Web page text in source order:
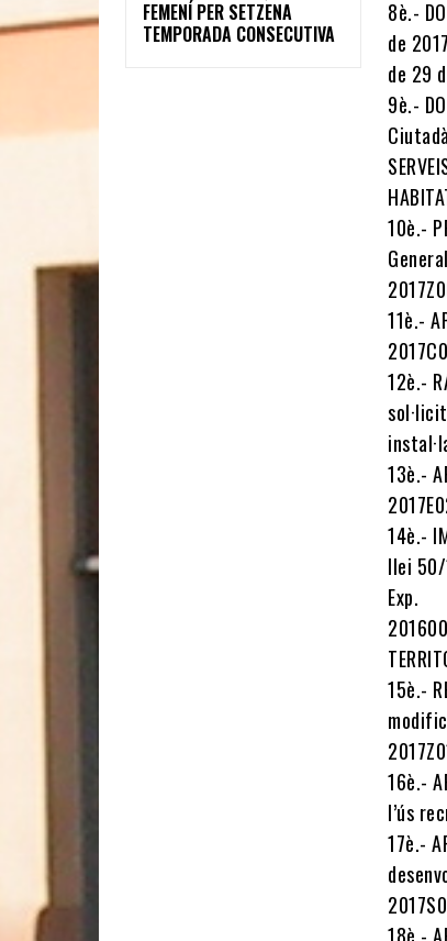
FEMENÍ PER SETZENA
TEMPORADA CONSECUTIVA
8è.-
de
de 29
9è.-
10è.-
11è.-
12è.-
13è.-
14è.-
llei 50/
Exp.
15è.-
16è.-
l’ús
17è.-